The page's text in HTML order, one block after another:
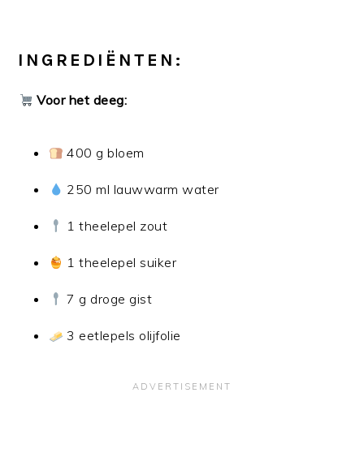
INGREDIËNTEN:
Voor het deeg:
400 g bloem
250 ml lauwwarm water
1 theelepel zout
1 theelepel suiker
7 g droge gist
3 eetlepels olijfolie